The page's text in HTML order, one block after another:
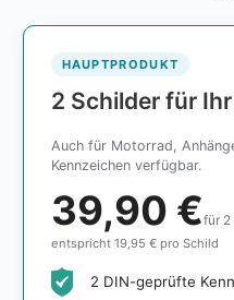
HAUPTPRODUKT
2 Schilder für
Auch für Motorrad,
Kennzeichen verfügbar.
39,90 €für 2
entspricht 19,95 € pro Schild
2 DIN-geprüfte